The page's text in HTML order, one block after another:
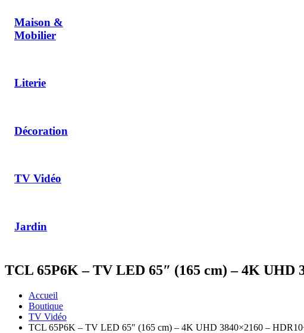
Maison &
Mobilier
Literie
Décoration
TV Vidéo
Jardin
TCL 65P6K – TV LED 65″ (165 cm) – 4K UHD
Accueil
Boutique
TV Vidéo
TCL 65P6K – TV LED 65″ (165 cm) – 4K UHD 3840×2160 –